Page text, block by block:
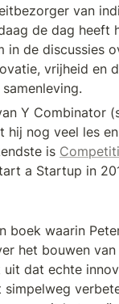
van
de dag heeft
in de discussies
vrijheid en
Y Combinator
hij nog veel les
is
a Startup in
boek waarin
het bouwen
uit dat echte